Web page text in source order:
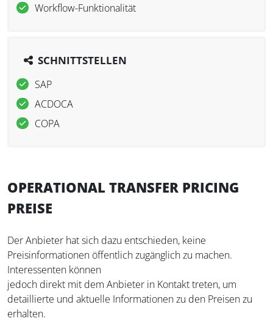
Workflow-Funktionalität
SCHNITTSTELLEN
SAP
ACDOCA
COPA
OPERATIONAL TRANSFER PRICING
PREISE
Der Anbieter hat sich dazu entschieden, keine
Preisinformationen öffentlich zugänglich zu machen.
Interessenten können
jedoch direkt mit dem Anbieter in Kontakt treten, um
detaillierte und aktuelle Informationen zu den Preisen zu
erhalten.